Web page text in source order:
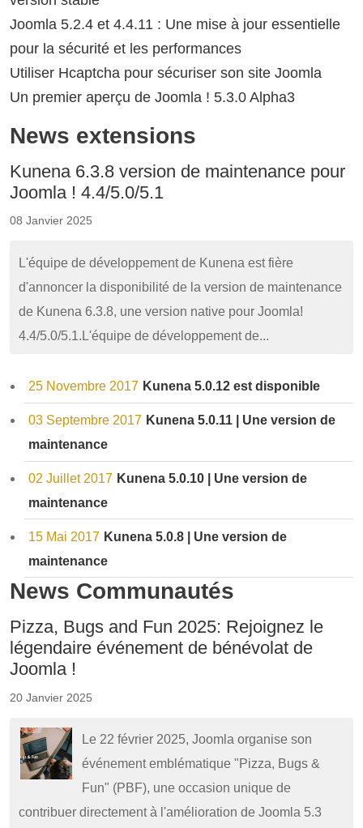
Joomla 5.2.4 et 4.4.11 : Une mise à jour essentielle
pour la sécurité et les performances
Utiliser Hcaptcha pour sécuriser son site Joomla
Un premier aperçu de Joomla ! 5.3.0 Alpha3
News extensions
Kunena 6.3.8 version de maintenance pour
Joomla ! 4.4/5.0/5.1
08 Janvier 2025
L'équipe de développement de Kunena est fière
d'annoncer la disponibilité de la version de maintenance
de Kunena 6.3.8, une version native pour Joomla!
4.4/5.0/5.1.L'équipe de développement de...
25 Novembre 2017 Kunena 5.0.12 est disponible
03 Septembre 2017 Kunena 5.0.11 | Une version de
maintenance
02 Juillet 2017 Kunena 5.0.10 | Une version de
maintenance
15 Mai 2017 Kunena 5.0.8 | Une version de
maintenance
News Communautés
Pizza, Bugs and Fun 2025: Rejoignez le
légendaire événement de bénévolat de
Joomla !
20 Janvier 2025
Le 22 février 2025, Joomla organise son
événement emblématique "Pizza, Bugs &
Fun" (PBF), une occasion unique de
contribuer directement à l'amélioration de Joomla 5.3